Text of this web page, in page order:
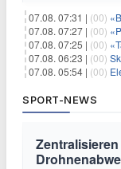
07.08. 07:31 | (00)
07.08. 07:27 | (00)
07.08. 07:25 | (00)
07.08. 06:23 | (00)
07.08. 05:54 | (00)
SPORT-NEWS